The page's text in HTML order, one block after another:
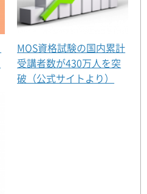
MOS資格試験の国内累計
受講者数が430万人を突
破（公式サイトより）